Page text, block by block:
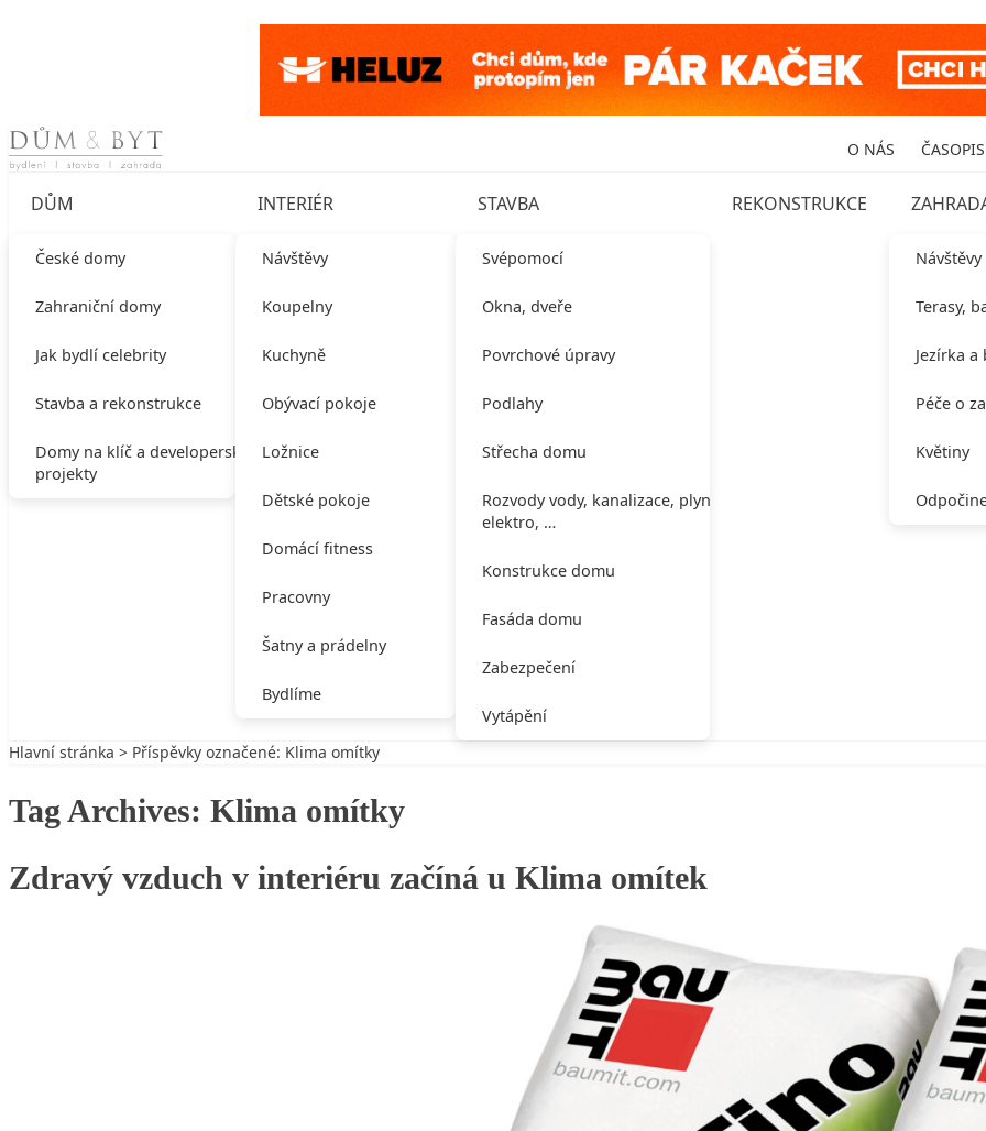
Skip to content O NÁS ČASOPIS
DŮM
České domy
Zahraniční domy
Jak bydlí celebrity
Stavba a rekonstrukce
Domy na klíč a developerské
projekty
INTERIÉR
Návštěvy
Koupelny
Kuchyně
Obývací pokoje
Ložnice
Dětské pokoje
Domácí fitness
Pracovny
Šatny a prádelny
Bydlíme
STAVBA
Svépomocí
Okna, dveře
Povrchové úpravy
Podlahy
Střecha domu
Rozvody vody, kanalizace, plynu,
elektro, …
Konstrukce domu
Fasáda domu
Zabezpečení
Vytápění
REKONSTRUKCE
Terasy,
Jezírka a
Péče o
Květiny
Hlavní stránka > Příspěvky označené: Klima omítky
Tag Archives: Klima omítky
Zdravý vzduch v interiéru začíná u Klima omítek